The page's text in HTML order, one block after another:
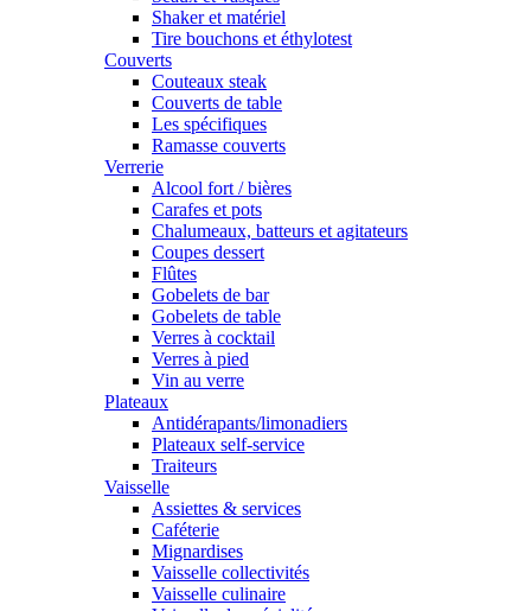
Shaker et matériel
Tire bouchons et éthylotest
Couverts
Couteaux steak
Couverts de table
Les spécifiques
Ramasse couverts
Verrerie
Alcool fort / bières
Carafes et pots
Chalumeaux, batteurs et agitateurs
Coupes dessert
Flûtes
Gobelets de bar
Gobelets de table
Verres à cocktail
Verres à pied
Vin au verre
Plateaux
Antidérapants/limonadiers
Plateaux self-service
Traiteurs
Vaisselle
Assiettes & services
Caféterie
Mignardises
Vaisselle collectivités
Vaisselle culinaire